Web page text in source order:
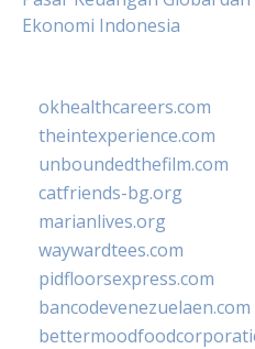
Ekonomi Indonesia
okhealthcareers.com
theintexperience.com
unboundedthefilm.com
catfriends-bg.org
marianlives.org
waywardtees.com
pidfloorsexpress.com
bancodevenezuelaen.com